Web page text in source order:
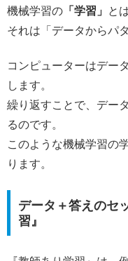
機械学習の 「学習」
と
それは「データからパ
コンピューターはデー
します。
繰り返すことで、デー
るのです。
このような機械学習の
ります。
データ＋答えのセ
習』